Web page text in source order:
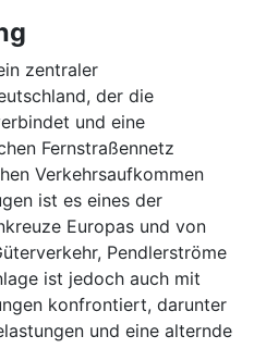
zentraler
der die
und eine
Fernstraßennetz
Verkehrsaufkommen
ist es eines der
Europas und von
Pendlerströme
ist jedoch auch mit
konfrontiert, darunter
und eine alternde